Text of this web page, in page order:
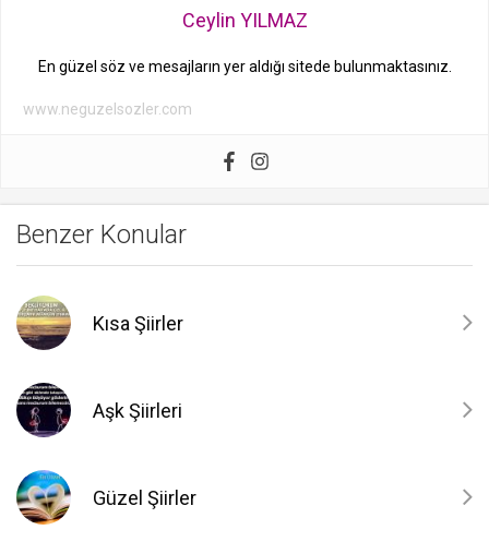
Ceylin YILMAZ
En güzel söz ve mesajların yer aldığı sitede bulunmaktasınız.
www.neguzelsozler.com
Benzer Konular
Kısa Şiirler
Aşk Şiirleri
Güzel Şiirler